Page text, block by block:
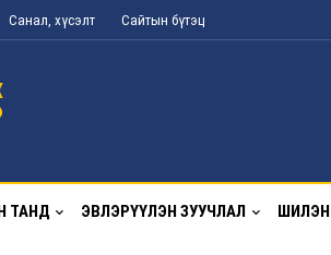
Санал, хүсэлт Сайтын бүтэц
ТАНД ЭВЛЭРҮҮЛЭН ЗУУЧЛАЛ ШИЛЭН